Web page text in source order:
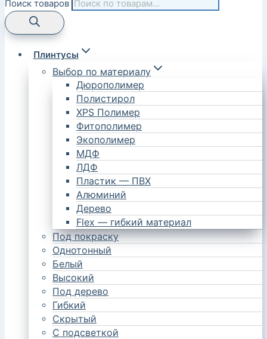
Поиск товаров
Плинтусы
Выбор по материалу
Дюрополимер
Полистирол
XPS Полимер
Фитополимер
Экополимер
МДФ
ЛДФ
Пластик — ПВХ
Алюминий
Дерево
Flex — гибкий материал
Под покраску
Однотонный
Белый
Высокий
Под дерево
Гибкий
Скрытый
С подсветкой